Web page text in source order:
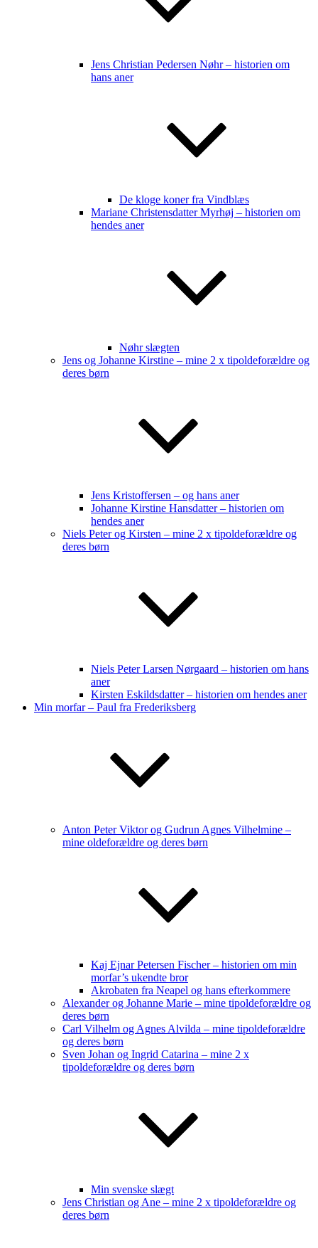
Jens Christian Pedersen Nøhr – historien om
hans aner
De kloge koner fra Vindblæs
Mariane Christensdatter Myrhøj – historien om
hendes aner
Nøhr slægten
Jens og Johanne Kirstine – mine 2 x tipoldeforældre og
deres børn
Jens Kristoffersen – og hans aner
Johanne Kirstine Hansdatter – historien om
hendes aner
Niels Peter og Kirsten – mine 2 x tipoldeforældre og
deres børn
Niels Peter Larsen Nørgaard – historien om hans
aner
Kirsten Eskildsdatter – historien om hendes aner
Min morfar – Paul fra Frederiksberg
Anton Peter Viktor og Gudrun Agnes Vilhelmine –
mine oldeforældre og deres børn
Kaj Ejnar Petersen Fischer – historien om min
morfar’s ukendte bror
Akrobaten fra Neapel og hans efterkommere
Alexander og Johanne Marie – mine tipoldeforældre og
deres børn
Carl Vilhelm og Agnes Alvilda – mine tipoldeforældre
og deres børn
Sven Johan og Ingrid Catarina – mine 2 x
tipoldeforældre og deres børn
Min svenske slægt
Jens Christian og Ane – mine 2 x tipoldeforældre og
deres børn